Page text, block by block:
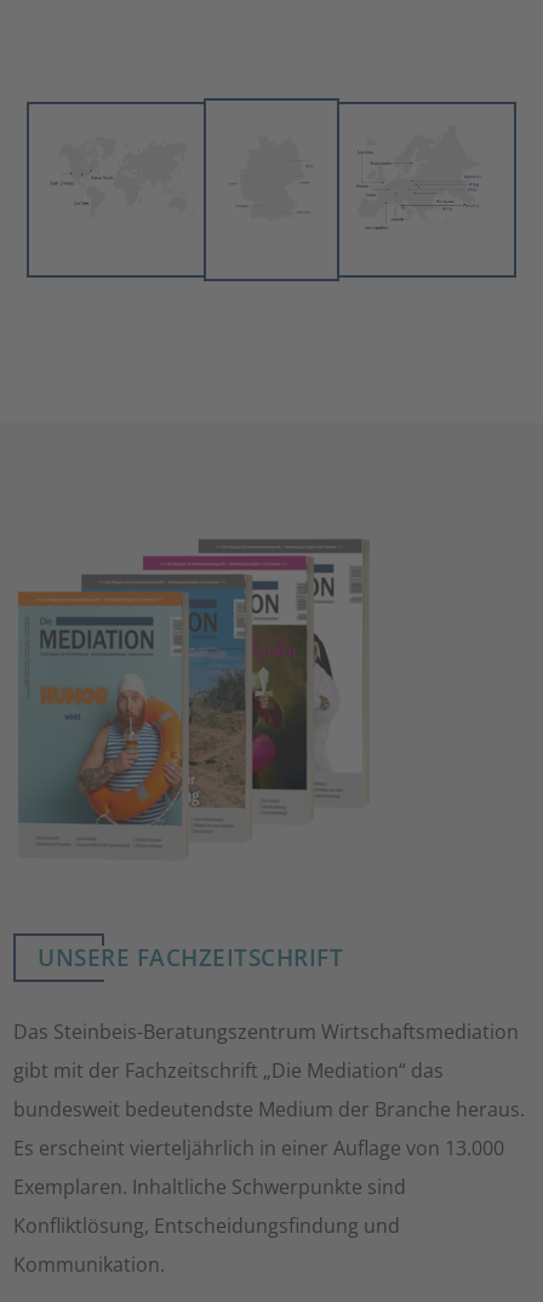
UNSERE FACHZEITSCHRIFT
Das Steinbeis-Beratungszentrum Wirtschaftsmediation
gibt mit der Fachzeitschrift „Die Mediation“ das
bundesweit bedeutendste Medium der Branche heraus.
Es erscheint vierteljährlich in einer Auflage von 13.000
Exemplaren. Inhaltliche Schwerpunkte sind
Konfliktlösung, Entscheidungsfindung und
Kommunikation.